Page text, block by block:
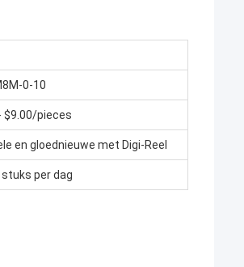
0-10
$9.00/pieces
en gloednieuwe met Digi-Reel
stuks per dag